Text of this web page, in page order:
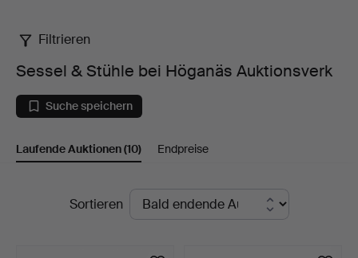
Sessel
Stühle
bei
Höganäs
Filtrieren
Sessel & Stühle bei Höganäs Auktionsverk
Suche speichern
Laufende Auktionen(10) Endpreise
LaufendeSortieren